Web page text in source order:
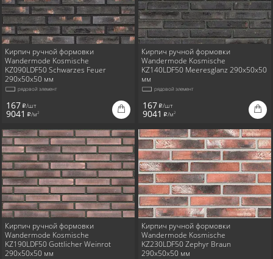
Кирпич ручной формовки
Wandermode Kosmische
KZ090LDF50 Schwarzes Feuer
290x50x50 мм
рядовой элемент
167 i/шт
9041 i/м2
Кирпич ручной формовки
Wandermode Kosmische
KZ140LDF50 Meeresglanz 290x50x50
мм
рядовой элемент
167 i/шт
9041 i/м2
Кирпич ручной формовки
Wandermode Kosmische
KZ190LDF50 Gottlicher Weinrot
290x50x50 мм
Кирпич ручной формовки
Wandermode Kosmische
KZ230LDF50 Zephyr Braun
290x50x50 мм